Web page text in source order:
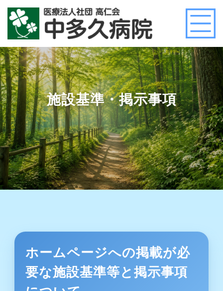
施設基準・掲示事項
ホームページへの掲載が必
要な施設基準等と掲示事項